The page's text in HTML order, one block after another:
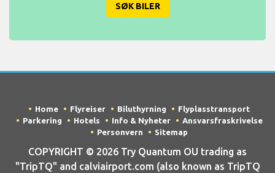
SØK BILER
Home Flyreiser Biluthyrning
Flyplasstransport
Parkering
Hotels Info & Nyheter
Ansvarsfraskrivelse
Personvern
Sitemap
COPYRIGHT © 2026 Try Quantum OU trading as
"TripTQ" and calviairport.com (also known as TripTQ